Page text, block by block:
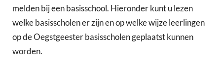
melden bij een basisschool. Hieronder kunt u lezen
welke basisscholen er zijn en op welke wijze leerlingen
op de Oegstgeester basisscholen geplaatst kunnen
worden.